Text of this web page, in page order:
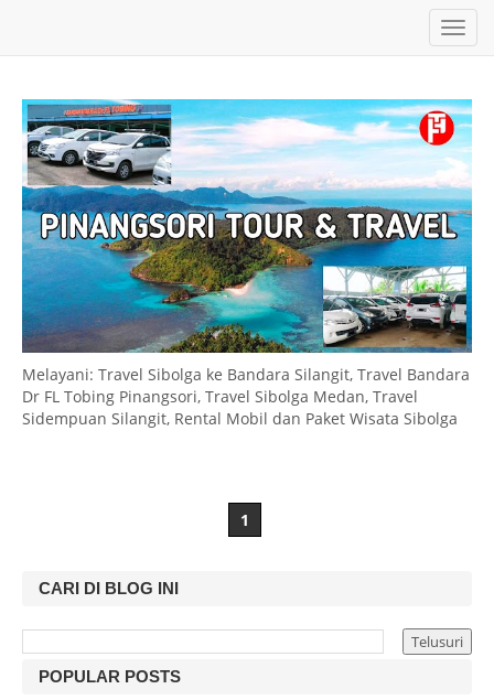
T
o
g
l
e
n
a
v
i
g
a
t
i
o
n
Melayani: Travel Sibolga ke Bandara Silangit, Travel Bandara
Dr FL Tobing Pinangsori, Travel Sibolga Medan, Travel
Sidempuan Silangit, Rental Mobil dan Paket Wisata Sibolga
1
CARI DI BLOG INI
POPULAR POSTS